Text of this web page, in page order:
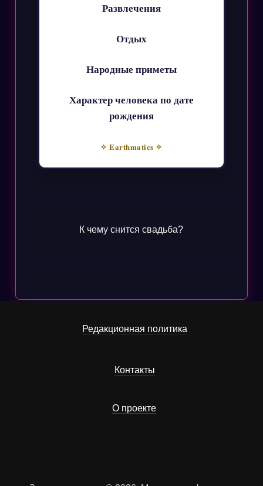
Развлечения
Отдых
Народные приметы
Характер человека по дате
рождения
✧ Earthmatics ✧
К чему снится свадьба?
Редакционная политика
Контакты
О проекте